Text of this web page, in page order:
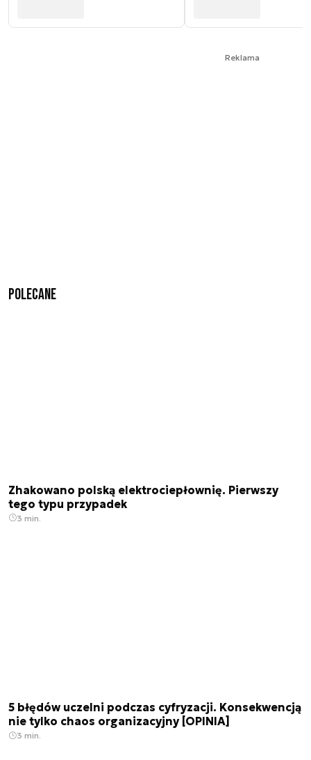
Reklama
Polecane
Zhakowano polską elektrociepłownię. Pierwszy
tego typu przypadek
3 min.
5 błędów uczelni podczas cyfryzacji. Konsekwencją
nie tylko chaos organizacyjny [OPINIA]
3 min.